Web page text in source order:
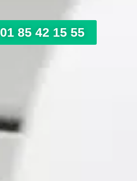
01 85 42 15 55